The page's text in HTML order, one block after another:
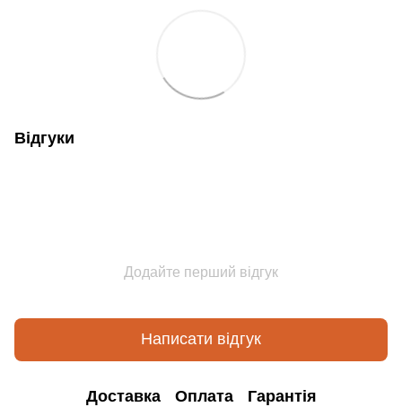
Відгуки
Додайте перший відгук
Написати відгук
Доставка Оплата Гарантія